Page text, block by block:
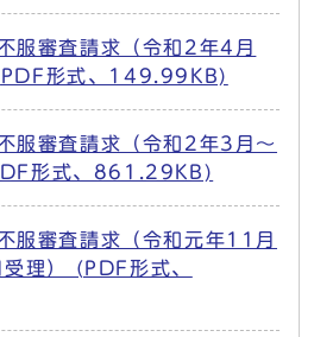
服審査請求（令和2年4月
形式、149.99KB)
服審査請求（令和2年3月～
形式、861.29KB)
服審査請求（令和元年11月
理） (PDF形式、